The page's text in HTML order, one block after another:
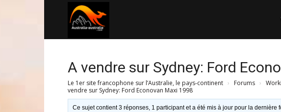
A vendre sur Sydney: Ford
Le 1er site francophone sur l’Australie, le pays-continent › Forums ›
vendre sur Sydney: Ford Econovan Maxi 1998
Ce sujet contient 3 réponses, 1 participant et a été mis à jour pour la dernière